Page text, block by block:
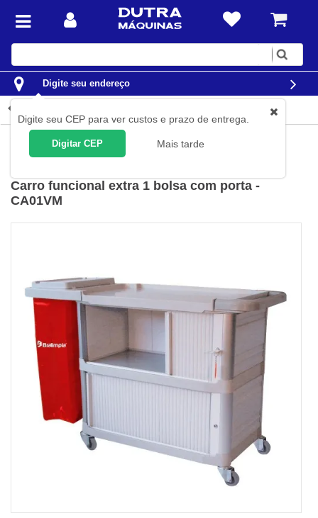
Digite
Digite seu endereço
Digite seu CEP para ver custos e prazo de entrega.
Digitar CEP Mais tarde
Limpeza Equipamentos para limpeza
Carro funcional extra 1 bolsa com porta -
CA01VM